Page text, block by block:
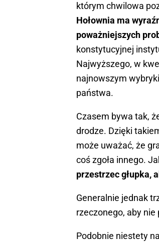
którym chwilowa
Hołownia ma
poważniejszych
konstytucyjnej
Najwyższego, w
najnowszym
państwa.
Czasem bywa tak,
drodze. Dzięki
może uważać, że
coś zgoła innego.
przestrzec głupka,
Generalnie jednak
rzeczonego, aby nie
Podobnie niestety